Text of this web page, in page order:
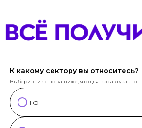
К какому сектору вы относитесь?
Выберите из списка ниже, что для вас актуально
НКО